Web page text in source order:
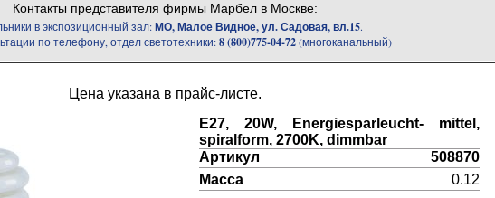
Контакты представителя фирмы Марбел в Москве:
в экспозиционный зал:МО, Малое Видное, ул. Садовая, вл.15.
по телефону, отдел светотехники:8 (800)775-04-72(многоканальный)
Цена указана в прайс-листе.
E27, 20W, Energiesparleucht- mittel,
spiralform, 2700K, dimmbar
Артикул
508870
Масса
0.12